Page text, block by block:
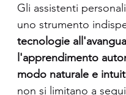
Gli assistenti
uno strumento
tecnologie
l'apprendimento
modo naturale e
non si limitano a